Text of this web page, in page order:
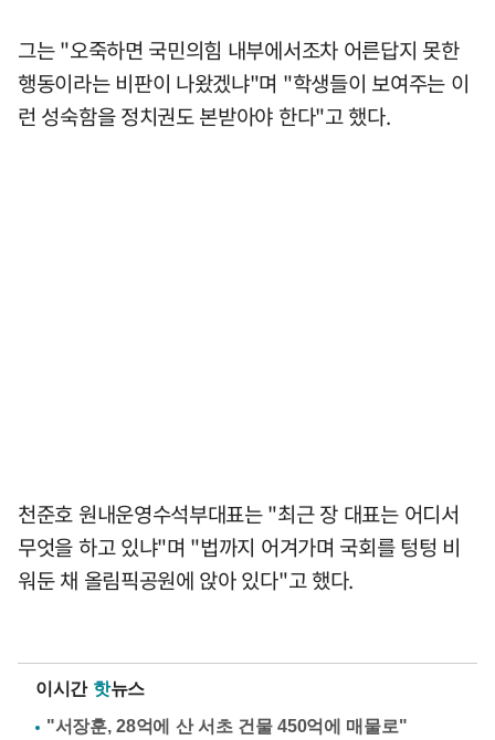
그는 "오죽하면 국민의힘 내부에서조차 어른답지 못한
행동이라는 비판이 나왔겠냐"며 "학생들이 보여주는 이
런 성숙함을 정치권도 본받아야 한다"고 했다.
천준호 원내운영수석부대표는 "최근 장 대표는 어디서
무엇을 하고 있냐"며 "법까지 어겨가며 국회를 텅텅 비
워둔 채 올림픽공원에 앉아 있다"고 했다.
이시간 핫뉴스
"서장훈, 28억에 산 서초 건물 450억에 매물로"